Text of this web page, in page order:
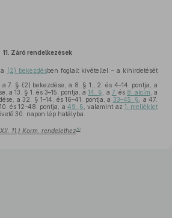
11. Záró rendelkezések
(2) bekezdésben foglalt kivétellel – a kihirdetését
, a 7. § (2) bekezdése, a 8. § 1., 2. és 4–14. pontja, a
a 13. § 1. és 3–15. pontja, a14. § , a 7. és 8. alcím , a
a 32. § 1–14. és 16–41. pontja, a 33–45. § , a 47.
és 12–48. pontja, a 49. § , valamint az 1. melléklet
30. napon lép hatályba.
11.) Korm. rendelethez51